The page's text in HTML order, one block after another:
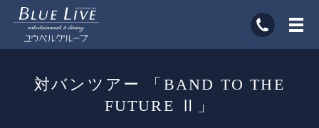
対バンツアー 「BAND TO THE
FUTURE Ⅱ」